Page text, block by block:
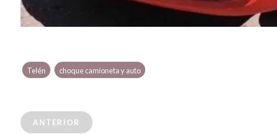
Telén choque camioneta y auto
ANTERIOR